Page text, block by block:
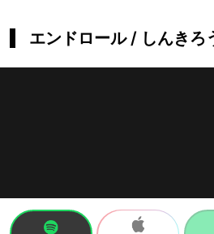
エンドロール / しんきろ